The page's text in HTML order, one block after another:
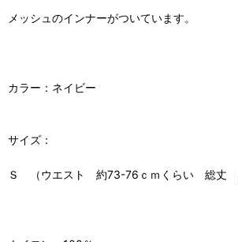
メッシュのインナーがついています。
カラー：ネイビー
サイズ：
Ｓ （ウエスト 約73-76ｃｍくらい 総丈